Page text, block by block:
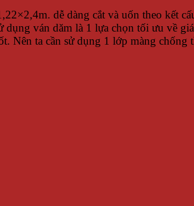
dễ dàng cắt và uốn theo kết
ván dăm là 1 lựa chọn tối ưu về
ta cần sử dụng 1 lớp màng chống